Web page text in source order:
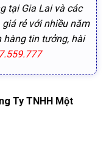
tại Gia Lai và các
rẻ với nhiều năm
hàng tin tưởng, hài
Ty TNHH Một